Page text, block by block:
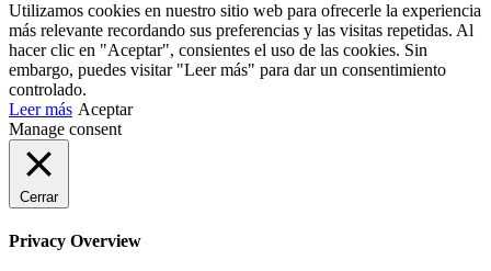
Utilizamos cookies en nuestro sitio web para ofrecerle la experiencia
más relevante recordando sus preferencias y las visitas repetidas. Al
hacer clic en "Aceptar", consientes el uso de las cookies. Sin
embargo, puedes visitar "Leer más" para dar un consentimiento
controlado.
Leer más Aceptar
Manage consent
Cerrar
Privacy Overview